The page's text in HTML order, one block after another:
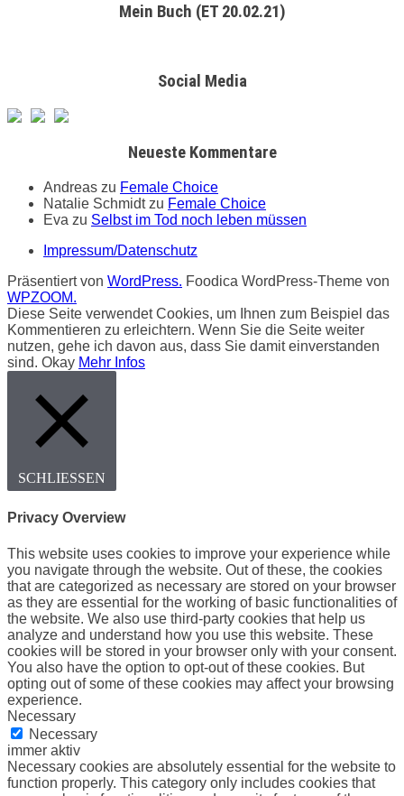
Mein Buch (ET 20.02.21)
Social Media
Neueste Kommentare
Andreas zu Female Choice
Natalie Schmidtzu Female Choice
Eva zu Selbst im Tod noch leben müssen
Impressum/Datenschutz
Präsentiert von WordPress. Foodica WordPress-Theme von
WPZOOM.
Diese Seite verwendet Cookies, um Ihnen zum Beispiel das
Kommentieren zu erleichtern. Wenn Sie die Seite weiter
nutzen, gehe ich davon aus, dass Sie damit einverstanden
sind. Okay Mehr Infos
SCHLIESSEN
Privacy Overview
This website uses cookies to improve your experience while
you navigate through the website. Out of these, the cookies
that are categorized as necessary are stored on your browser
as they are essential for the working of basic functionalities of
the website. We also use third-party cookies that help us
analyze and understand how you use this website. These
cookies will be stored in your browser only with your consent.
You also have the option to opt-out of these cookies. But
opting out of some of these cookies may affect your browsing
experience.
Necessary
Necessary
immer aktiv
Necessary cookies are absolutely essential for the website to
function properly. This category only includes cookies that